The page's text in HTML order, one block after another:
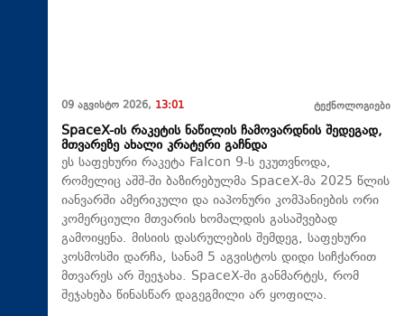
09 აგვისტო 2026, 13:01 ტექნოლოგიები
SpaceX-ის რაკეტის ნაწილის ჩამოვარდნის შედეგად,
მთვარეზე ახალი კრატერი გაჩნდა
ეს საფეხური რაკეტა Falcon 9-ს ეკუთვნოდა,
რომელიც აშშ-ში ბაზირებულმა SpaceX-მა 2025 წლის
იანვარში ამერიკული და იაპონური კომპანიების ორი
კომერციული მთვარის ხომალდის გასაშვებად
გამოიყენა. მისიის დასრულების შემდეგ, საფეხური
კოსმოსში დარჩა, სანამ 5 აგვისტოს დიდი სიჩქარით
მთვარეს არ შეეჯახა.​ SpaceX-ში განმარტეს, რომ
შეჯახება წინასწარ დაგეგმილი არ ყოფილა.